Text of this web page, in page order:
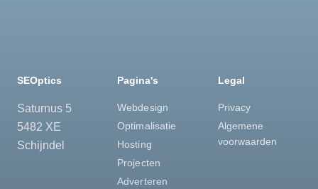
SEOptics
Saturnus 5
5482 XE
Schijndel
Pagina's
Webdesign
Optimalisatie
Hosting
Projecten
Adverteren
Legal
Privacy
Algemene
voorwaarden